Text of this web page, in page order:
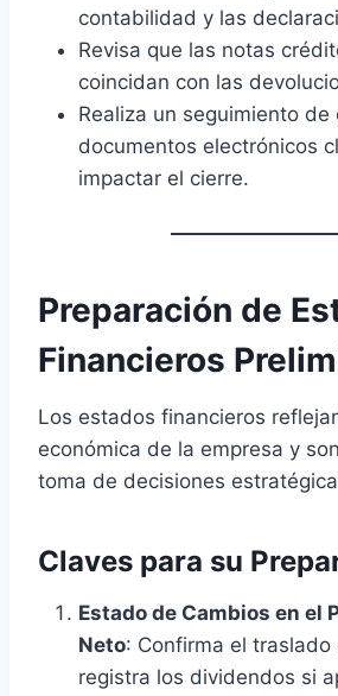
contabilidad y las
Revisa que las notas
coincidan con las
Realiza un seguimiento de
documentos electrónicos
impactar el cierre.
Preparación de
Financieros
Los estados financieros
económica de la empresa y
toma de decisiones
Claves para su
Estado de Cambios en el
Neto: Confirma el
registra los dividendos si